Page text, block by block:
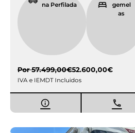
na Perfilada
gemel
as
Por57.499,00€52.600,00€
IVA e IEMDT Incluidos